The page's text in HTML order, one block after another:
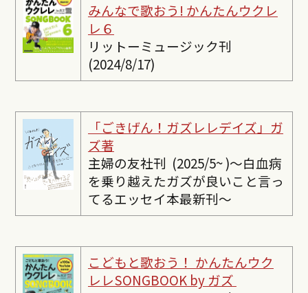
みんなで歌おう! かんたんウクレ
レ６
リットーミュージック刊
(2024/8/17)
「ごきげん！ガズレレデイズ」ガ
ズ著
主婦の友社刊 (2025/5~ )〜白血病
を乗り越えたガズが良いこと言っ
てるエッセイ本最新刊〜
こどもと歌おう！ かんたんウク
レレSONGBOOK by ガズ